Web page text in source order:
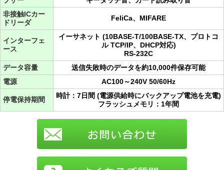
非接触ICカー
ドリーダ
FeliCa、MIFARE
インターフェ
ース
イーサネット (10BASE-T/100BASE-TX、プロトコ
ル TCP/IP、DHCP対応)
RS-232C
データ容量
送信失敗時のデータを約10,000件保存可能
電源
AC100～240V 50/60Hz
停電保持期間
時計：7日間 (電源供給時にバックアップ電池を充電)
フラッシュメモリ：1年間